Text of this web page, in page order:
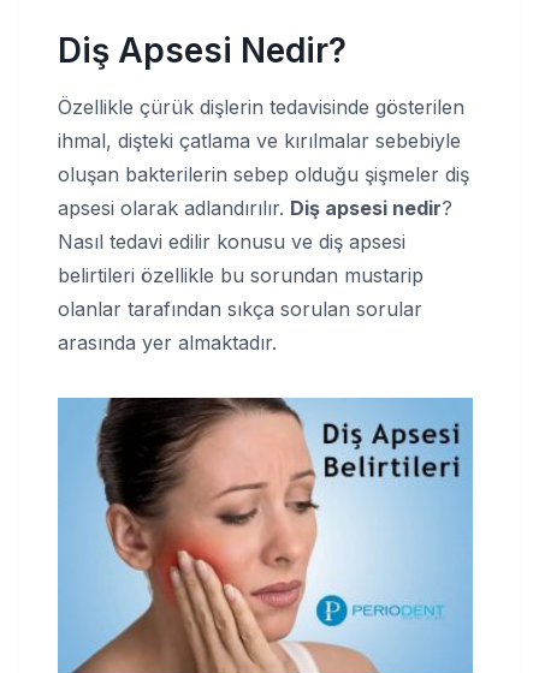
Diş Apsesi Nedir?
Özellikle çürük dişlerin tedavisinde gösterilen
ihmal, dişteki çatlama ve kırılmalar sebebiyle
oluşan bakterilerin sebep olduğu şişmeler diş
apsesi olarak adlandırılır. Diş apsesi nedir?
Nasıl tedavi edilir konusu ve diş apsesi
belirtileri özellikle bu sorundan mustarip
olanlar tarafından sıkça sorulan sorular
arasında yer almaktadır.